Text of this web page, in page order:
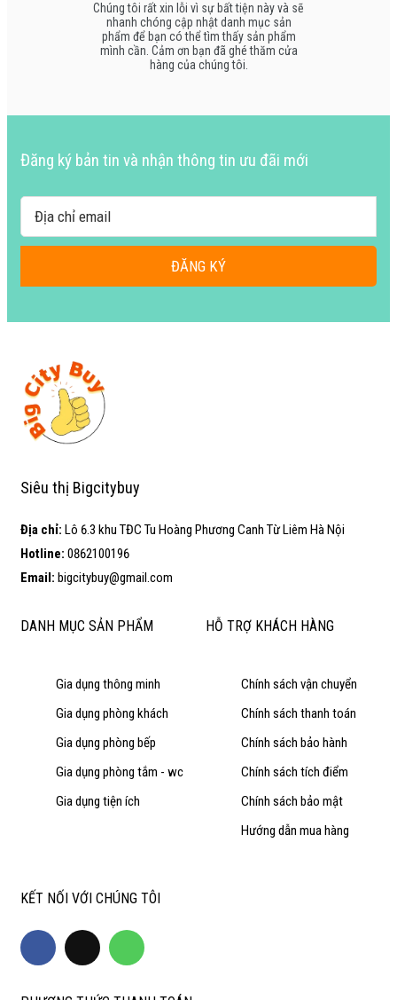
Chúng tôi rất xin lỗi vì sự bất tiện này và sẽ
nhanh chóng cập nhật danh mục sản
phẩm để bạn có thể tìm thấy sản phẩm
mình cần. Cảm ơn bạn đã ghé thăm cửa
hàng của chúng tôi.
Đăng ký bản tin và nhận thông tin ưu đãi mới
ĐĂNG KÝ
DANH MỤC SẢN PHẨM
Gia dụng thông minh
Gia dụng phòng khách
Gia dụng phòng bếp
Gia dụng phòng tắm - wc
Gia dụng tiện ích
HỖ TRỢ KHÁCH HÀNG
Chính sách vận chuyển
Chính sách thanh toán
Chính sách bảo hành
Chính sách tích điểm
Chính sách bảo mật
Hướng dẫn mua hàng
KẾT NỐI VỚI CHÚNG TÔI
Siêu thị Bigcitybuy
Email: bigcitybuy@gmail.com
Địa chỉ: Lô 6.3 khu TĐC Tu Hoàng Phương Canh Từ Liêm Hà Nội
Hotline: 0862100196